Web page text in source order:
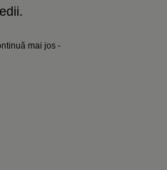
mai jos -